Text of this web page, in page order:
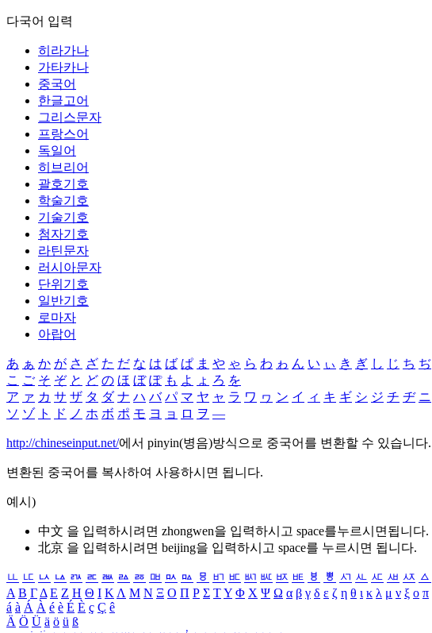
다국어 입력
히라가나
가타카나
중국어
한글고어
그리스문자
프랑스어
독일어
히브리어
괄호기호
학술기호
기술기호
첨자기호
라틴문자
러시아문자
단위기호
일반기호
로마자
아랍어
あ ぁ か が さ ざ た だ な は ば ぱ ま や ゃ ら わ ゎ ん い ぃ き ぎ し じ ち ぢ
こ ご そ ぞ と ど の ほ ぼ ぽ も よ ょ ろ を
ア ァ カ サ ザ タ ダ ナ ハ バ パ マ ヤ ャ ラ ワ ヮ ン イ ィ キ ギ シ ジ チ ヂ ニ
ソ ゾ ト ド ノ ホ ボ ポ モ ヨ ョ ロ ヲ ―
http://chineseinput.net/에서 pinyin(병음)방식으로 중국어를 변환할 수 있습니다.
변환된 중국어를 복사하여 사용하시면 됩니다.
예시)
中文 을 입력하시려면 zhongwen을 입력하시고 space를누르시면됩니다.
北京 을 입력하시려면 beijing을 입력하시고 space를 누르시면 됩니다.
ㅥ ㅦ ㅧ ㅨ ㅩ ㅪ ㅫ ㅬ ㅭ ㅮ ㅯ ㅰ ㅱ ㅲ ㅳ ㅴ ㅵ ㅶ ㅷ ㅸ ㅹ ㅺ ㅻ ㅼ ㅽ ㅾ ㅿ
Α Β ΓΔ Ε Ζ Η Θ Ι ΚΛ Μ Ν Ξ Ο Π Ρ Σ ΤΥ Φ Χ Ψ Ω α β γ δ ε ζ η θ ι κ λ μ ν ξ ο π
á à Á À é è É È ç Ç ê
Ä Ö Ü ä ö ü ß